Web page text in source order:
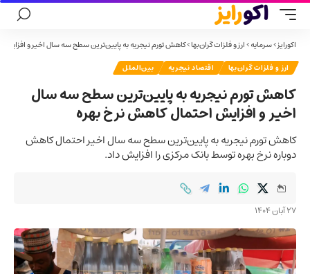
اکورایز>سرمایه>ارز و فلزات گران‌بها>کاهش تورم نیجریه به پایین‌ترین سطح سه سال اخیر و
ارز و فلزات گران‌بها اقتصاد نیجریه بین‌الملل
کاهش تورم نیجریه به پایین‌ترین سطح سه سال
اخیر و افزایش احتمال کاهش نرخ بهره
کاهش تورم نیجریه به پایین‌ترین سطح سه سال اخیر احتمال کاهش
دوباره نرخ بهره توسط بانک مرکزی را افزایش داد.
27 آبان 1404